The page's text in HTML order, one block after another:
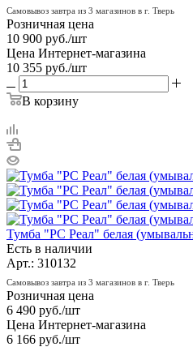
Самовывоз завтра из 3 магазинов в г. Тверь
Розничная цена
10 900 руб./шт
Цена Интернет-магазина
10 355 руб./шт
В корзину
Тумба "РС Реал" белая
Есть в наличии
Арт.: 310132
Самовывоз завтра из 3 магазинов в г. Тверь
Розничная цена
6 490 руб./шт
Цена Интернет-магазина
6 166 руб./шт